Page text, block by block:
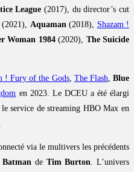
League (2017), du director’s cut
Aquaman(2018), Shazam !
Woman 1984(2020), The Suicide
! Fury of the Gods, The Flash,Blue
en 2023. Le DCEU a été élargi
service de streaming HBO Max en
via le multivers les précédents
Batman de Tim Burton. L’univers